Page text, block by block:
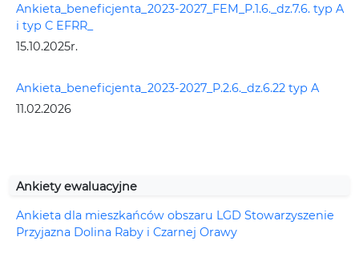
Ankieta_beneficjenta_2023-2027_FEM_P.1.6._dz.7.6. typ A
i typ C EFRR_
15.10.2025r.
Ankieta_beneficjenta_2023-2027_P.2.6._dz.6.22 typ A
11.02.2026
Ankiety ewaluacyjne
Ankieta dla mieszkańców obszaru LGD Stowarzyszenie
Przyjazna Dolina Raby i Czarnej Orawy